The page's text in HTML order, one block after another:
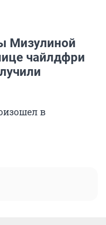
Мизулиной
чайлдфри
в